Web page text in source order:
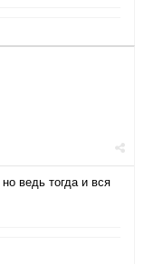
ведь тогда и вся